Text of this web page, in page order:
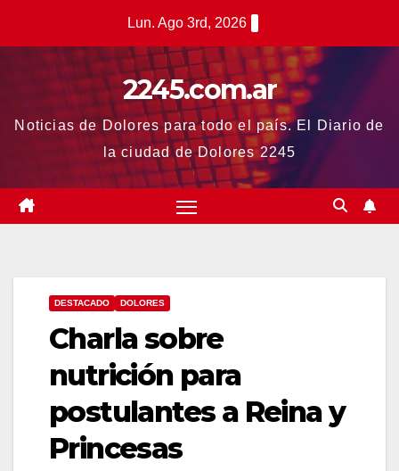
Lun. Ago 3rd, 2026
2245.com.ar
Noticias de Dolores para todo el país. El Diario de
la ciudad de Dolores 2245
DESTACADO DOLORES
Charla sobre
nutrición para
postulantes a Reina y
Princesas